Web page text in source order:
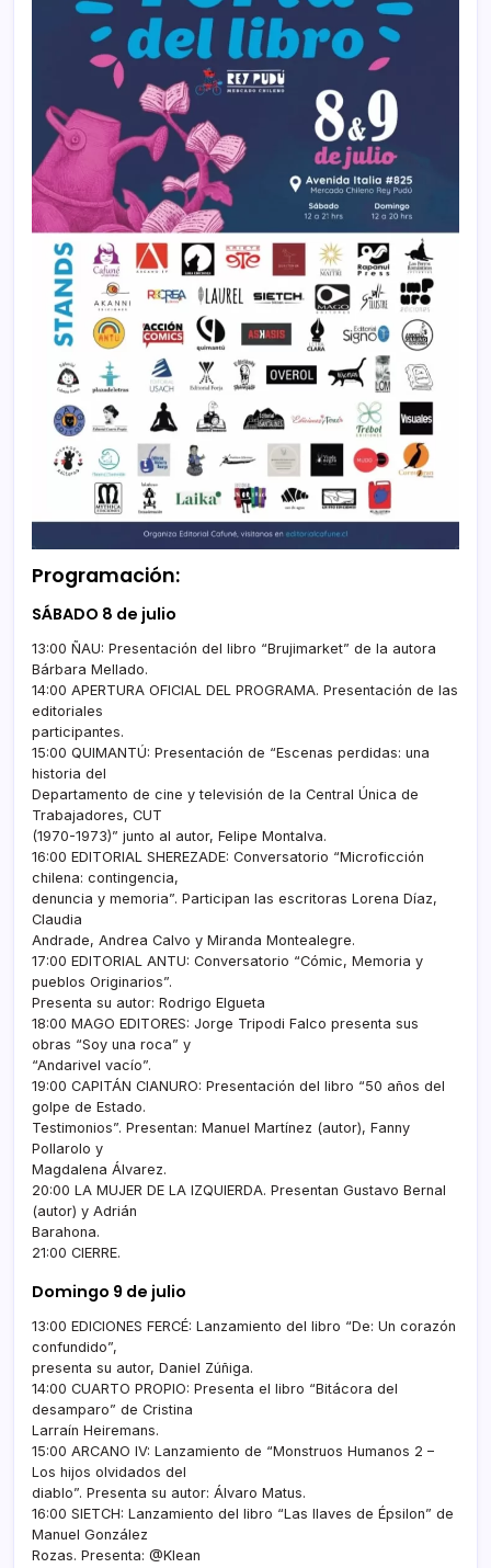
Programación:
SÁBADO 8 de julio
13:00 ÑAU: Presentación del libro “Brujimarket” de la autora
Bárbara Mellado.
14:00 APERTURA OFICIAL DEL PROGRAMA. Presentación de las
editoriales
participantes.
15:00 QUIMANTÚ: Presentación de “Escenas perdidas: una
historia del
Departamento de cine y televisión de la Central Única de
Trabajadores, CUT
(1970-1973)” junto al autor, Felipe Montalva.
16:00 EDITORIAL SHEREZADE: Conversatorio “Microficción
chilena: contingencia,
denuncia y memoria”. Participan las escritoras Lorena Díaz,
Claudia
Andrade, Andrea Calvo y Miranda Montealegre.
17:00 EDITORIAL ANTU: Conversatorio “Cómic, Memoria y
pueblos Originarios”.
Presenta su autor: Rodrigo Elgueta
18:00 MAGO EDITORES: Jorge Tripodi Falco presenta sus
obras “Soy una roca” y
“Andarivel vacío”.
19:00 CAPITÁN CIANURO: Presentación del libro “50 años del
golpe de Estado.
Testimonios”. Presentan: Manuel Martínez (autor), Fanny
Pollarolo y
Magdalena Álvarez.
20:00 LA MUJER DE LA IZQUIERDA. Presentan Gustavo Bernal
(autor) y Adrián
Barahona.
21:00 CIERRE.
Domingo 9 de julio
13:00 EDICIONES FERCÉ: Lanzamiento del libro “De: Un corazón
confundido”,
presenta su autor, Daniel Zúñiga.
14:00 CUARTO PROPIO: Presenta el libro “Bitácora del
desamparo” de Cristina
Larraín Heiremans.
15:00 ARCANO IV: Lanzamiento de “Monstruos Humanos 2 –
Los hijos olvidados del
diablo”. Presenta su autor: Álvaro Matus.
16:00 SIETCH: Lanzamiento del libro “Las llaves de Épsilon” de
Manuel González
Rozas. Presenta: @Klean